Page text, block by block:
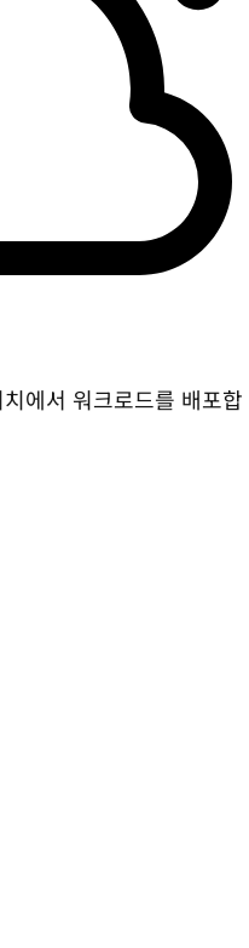
에서 워크로드를 배포합